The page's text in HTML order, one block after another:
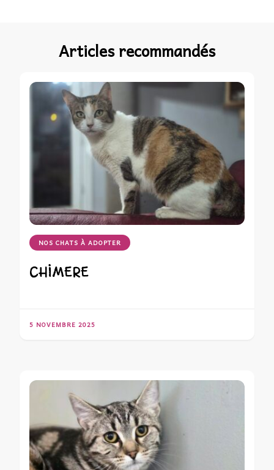
Articles recommandés
NOS CHATS À ADOPTER
CHIMERE
5 NOVEMBRE 2025